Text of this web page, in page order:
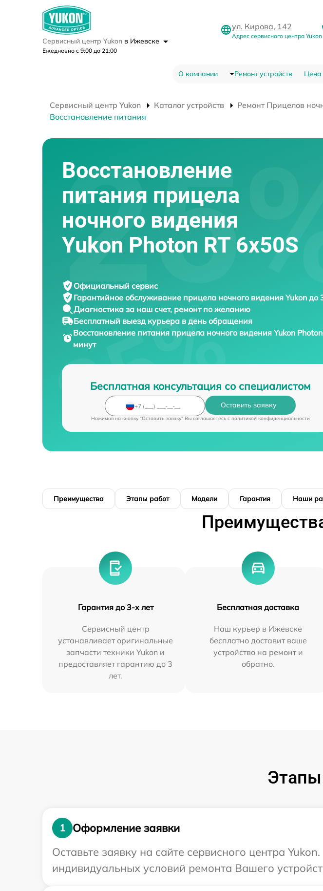
Сервисный центр Yukon в Ижевске
Ежедневно с 9:00 до 21:00
ул. Кирова, 142
Адрес сервисного центра Yukon
О компании Ремонт устройств Цена
Сервисный центр Yukon Каталог устройств Ремонт Прицелов
Восстановление питания
Восстановление
питания прицела
ночного видения
Yukon Photon RT 6х50S
Официальный сервис
Гарантийное обслуживание прицела ночного видения Yukon до
Диагностика за наш счет, ремонт по желанию
Бесплатный выезд курьера в день обращения
Восстановление питания прицела ночного виденияYukon
минут
Бесплатная консультация со специалистом
Оставить заявку
Нажимая на кнопку "Оставить заявку" Вы соглашаетесь c политикой конфиденциальности
Преимущества Этапы работ Модели Гарантия Наши
Гарантия до 3-х лет
Сервисный центр
устанавливает оригинальные
запчасти техники Yukon и
предоставляет гарантию до 3
лет.
Бесплатная доставка
Наш курьер в Ижевске
бесплатно доставит ваше
устройство на ремонт и
обратно.
1
Оформление заявки
Оставьте заявку на сайте сервисного центра
индивидуальных условий ремонта Вашего